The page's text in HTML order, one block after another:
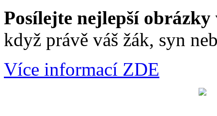
Posílejte nejlepší obrázky
když právě váš žák, syn
Více informací ZDE